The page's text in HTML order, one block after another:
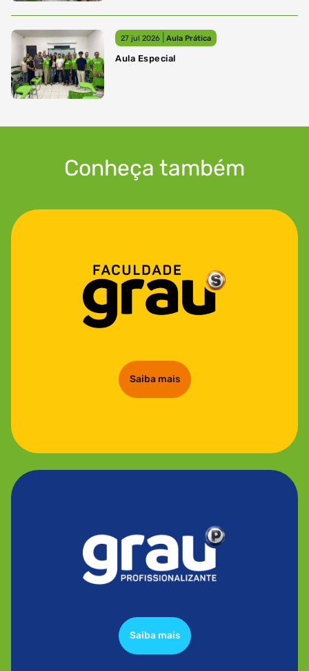
27 jul 2026 Aula Prática
Aula Especial
Conheça também
Saiba mais
Saiba mais